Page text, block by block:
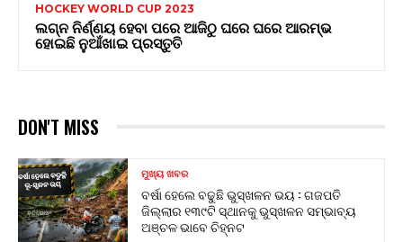
HOCKEY WORLD CUP 2023
ଲଗ୍ନ ନିର୍ଣ୍ଣୟ ହେବା ପରେ ଆଜିଠୁ ଘରେ ଘରେ ଆରମ୍ଭ
ହୋଇଛି ନୁଆଁଖାଇ ପ୍ରସ୍ତୁତି
DON'T MISS
ମୁଖ୍ୟ ଖବର
ବର୍ଷା ହେଲେ ବଢୁଛି ଭୁସ୍ଖଳନ ଭୟ : ଗଜପତି
ଜିଲ୍ଲାର ୧୩୯ଟି ସ୍ଥାନକୁ ଭୁସ୍ଖଳନ ସମ୍ଭାବ୍ୟ
ଅଞ୍ଚଳ ଭାବେ ଚିହ୍ନଟ